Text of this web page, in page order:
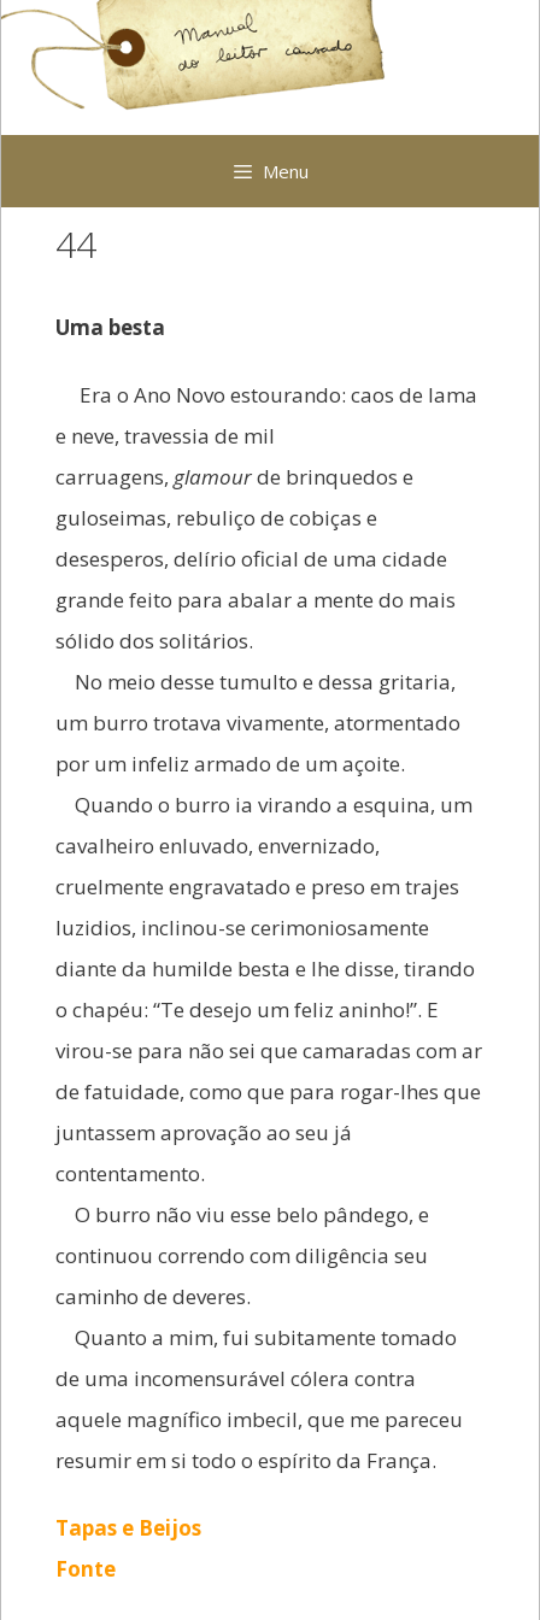
Pular
para
conteúdo
Menu
44
Uma besta
Era o Ano Novo estourando: caos de lama
e neve, travessia de mil
carruagens, glamourde brinquedos e
guloseimas, rebuliço de cobiças e
desesperos, delírio oficial de uma cidade
grande feito para abalar a mente do mais
sólido dos solitários.
No meio desse tumulto e dessa gritaria,
um burro trotava vivamente, atormentado
por um infeliz armado de um açoite.
Quando o burro ia virando a esquina, um
cavalheiro enluvado, envernizado,
cruelmente engravatado e preso em trajes
luzidios, inclinou-se cerimoniosamente
diante da humilde besta e lhe disse, tirando
o chapéu: “Te desejo um feliz aninho!”. E
virou-se para não sei que camaradas com ar
de fatuidade, como que para rogar-lhes que
juntassem aprovação ao seu já
contentamento.
O burro não viu esse belo pândego, e
continuou correndo com diligência seu
caminho de deveres.
Quanto a mim, fui subitamente tomado
de uma incomensurável cólera contra
aquele magnífico imbecil, que me pareceu
resumir em si todo o espírito da França.
Tapas e Beijos
Fonte